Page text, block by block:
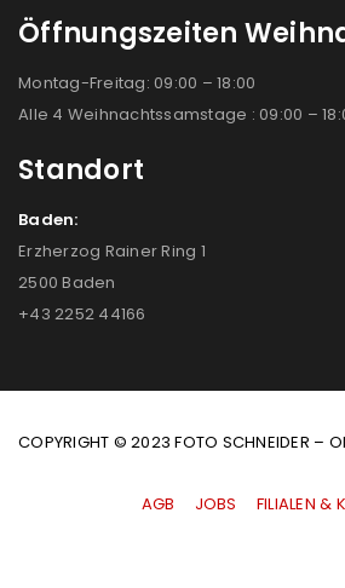
Öffnungszeiten
Montag-Freitag: 09:00 – 18:00
Alle 4 Weihnachtssamstage : 09:00 –
Standort
Baden:
Erzherzog Rainer Ring 1
2500 Baden
+43 2252 44166
COPYRIGHT © 2023 FOTO SCHNEIDER –
AGB JOBS FILIALEN &